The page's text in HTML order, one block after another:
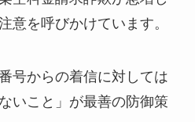
意を呼びかけています。
号からの着信に対しては
いこと」が最善の防御策